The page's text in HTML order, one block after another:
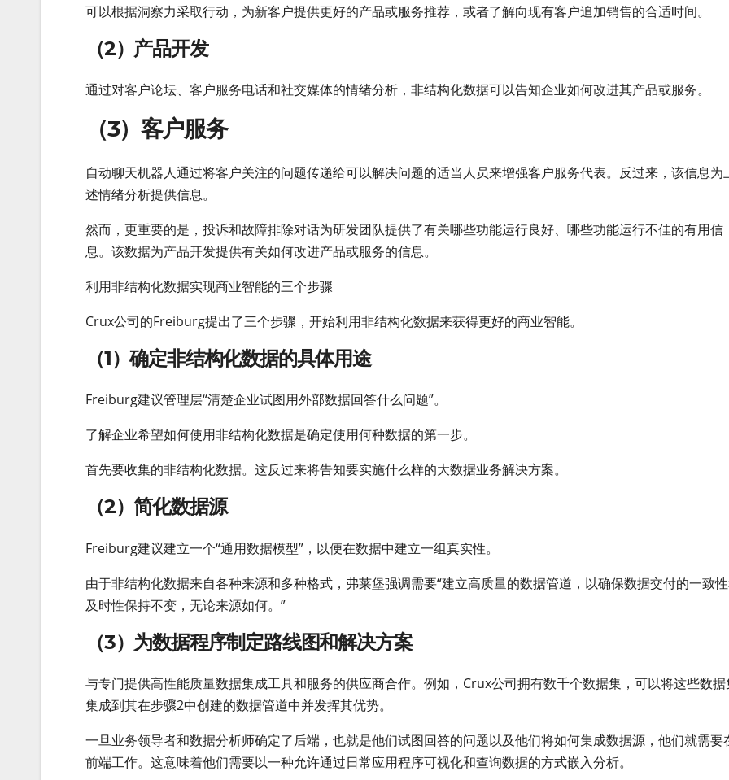
可以根据洞察力采取行动，为新客户提供更好的产品或服务推荐，或者了解向现有客户追加销售的合适时间。
（2）产品开发
通过对客户论坛、客户服务电话和社交媒体的情绪分析，非结构化数据可以告知企业如何改进其产品或服务。
（3）客户服务
自动聊天机器人通过将客户关注的问题传递给可以解决问题的适当人员来增强客户服务代表。反过来，该信息为
述情绪分析提供信息。
然而，更重要的是，投诉和故障排除对话为研发团队提供了有关哪些功能运行良好、哪些功能运行不佳的有用信
息。该数据为产品开发提供有关如何改进产品或服务的信息。
利用非结构化数据实现商业智能的三个步骤
Crux公司的Freiburg提出了三个步骤，开始利用非结构化数据来获得更好的商业智能。
（1）确定非结构化数据的具体用途
Freiburg建议管理层“清楚企业试图用外部数据回答什么问题”。
了解企业希望如何使用非结构化数据是确定使用何种数据的第一步。
首先要收集的非结构化数据。这反过来将告知要实施什么样的大数据业务解决方案。
（2）简化数据源
Freiburg建议建立一个“通用数据模型”，以便在数据中建立一组真实性。
由于非结构化数据来自各种来源和多种格式，弗莱堡强调需要“建立高质量的数据管道，以确保数据交付的一致
及时性保持不变，无论来源如何。”
（3）为数据程序制定路线图和解决方案
与专门提供高性能质量数据集成工具和服务的供应商合作。例如，Crux公司拥有数千个数据集，可以将这些数据
集成到其在步骤2中创建的数据管道中并发挥其优势。
一旦业务领导者和数据分析师确定了后端，也就是他们试图回答的问题以及他们将如何集成数据源，他们就需要
前端工作。这意味着他们需要以一种允许通过日常应用程序可视化和查询数据的方式嵌入分析。